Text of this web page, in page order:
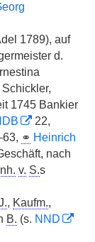
1789), auf
d.
1745 Bankier
22,
⚭ Heinrich
nach
Inh. v. S.s
, Kaufm.,
B. (s. NND